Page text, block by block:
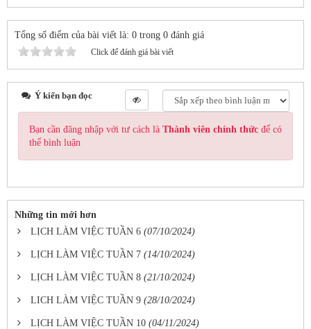
Tổng số điểm của bài viết là: 0 trong 0 đánh giá
Click để đánh giá bài viết
Ý kiến bạn đọc
Bạn cần đăng nhập với tư cách là Thành viên chính thức để có
thể bình luận
Những tin mới hơn
LỊCH LÀM VIỆC TUẦN 6 (07/10/2024)
LỊCH LÀM VIỆC TUẦN 7 (14/10/2024)
LỊCH LÀM VIỆC TUẦN 8 (21/10/2024)
LICH LÀM VIỆC TUẦN 9 (28/10/2024)
LỊCH LÀM VIỆC TUẦN 10 (04/11/2024)